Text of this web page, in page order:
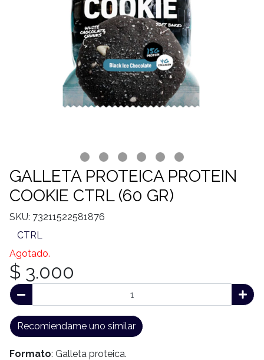
GALLETA PROTEICA PROTEIN
COOKIE CTRL (60 GR)
SKU: 73211522581876
CTRL
Agotado.
$ 3.000
Recomiendame uno similar
Formato: Galleta proteica.